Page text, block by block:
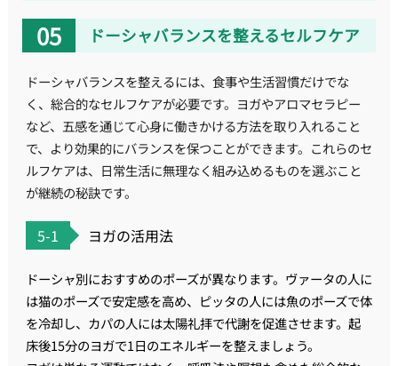
ドーシャバランスを整えるセルフケア
ドーシャバランスを整えるには、食事や生活習慣だけでな
く、総合的なセルフケアが必要です。ヨガやアロマセラピー
など、五感を通じて心身に働きかける方法を取り入れること
で、より効果的にバランスを保つことができます。これらのセ
ルフケアは、日常生活に無理なく組み込めるものを選ぶこと
が継続の秘訣です。
5-1 ヨガの活用法
ドーシャ別におすすめのポーズが異なります。ヴァータの人に
は猫のポーズで安定感を高め、ピッタの人には魚のポーズで体
を冷却し、カパの人には太陽礼拝で代謝を促進させます。起
床後15分のヨガで1日のエネルギーを整えましょう。